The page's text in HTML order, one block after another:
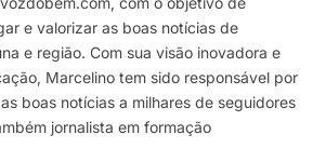
e valorizar as boas notícias de
e região. Com sua visão inovadora e
Marcelino tem sido responsável por
boas notícias a milhares de seguidores
jornalista em formação